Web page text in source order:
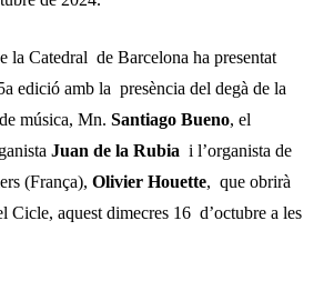
la Catedral de Barcelona ha presentat
edició amb la presència del degà de la
música, Mn. Santiago Bueno, el
Juan de la Rubia i l’organista de
(França), Olivier Houette, que obrirà
Cicle, aquest dimecres 16 d’octubre a les